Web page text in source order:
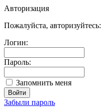
Авторизация
Пожалуйста, авторизуйтесь:
Логин:
Пароль:
Запомнить меня
Забыли пароль